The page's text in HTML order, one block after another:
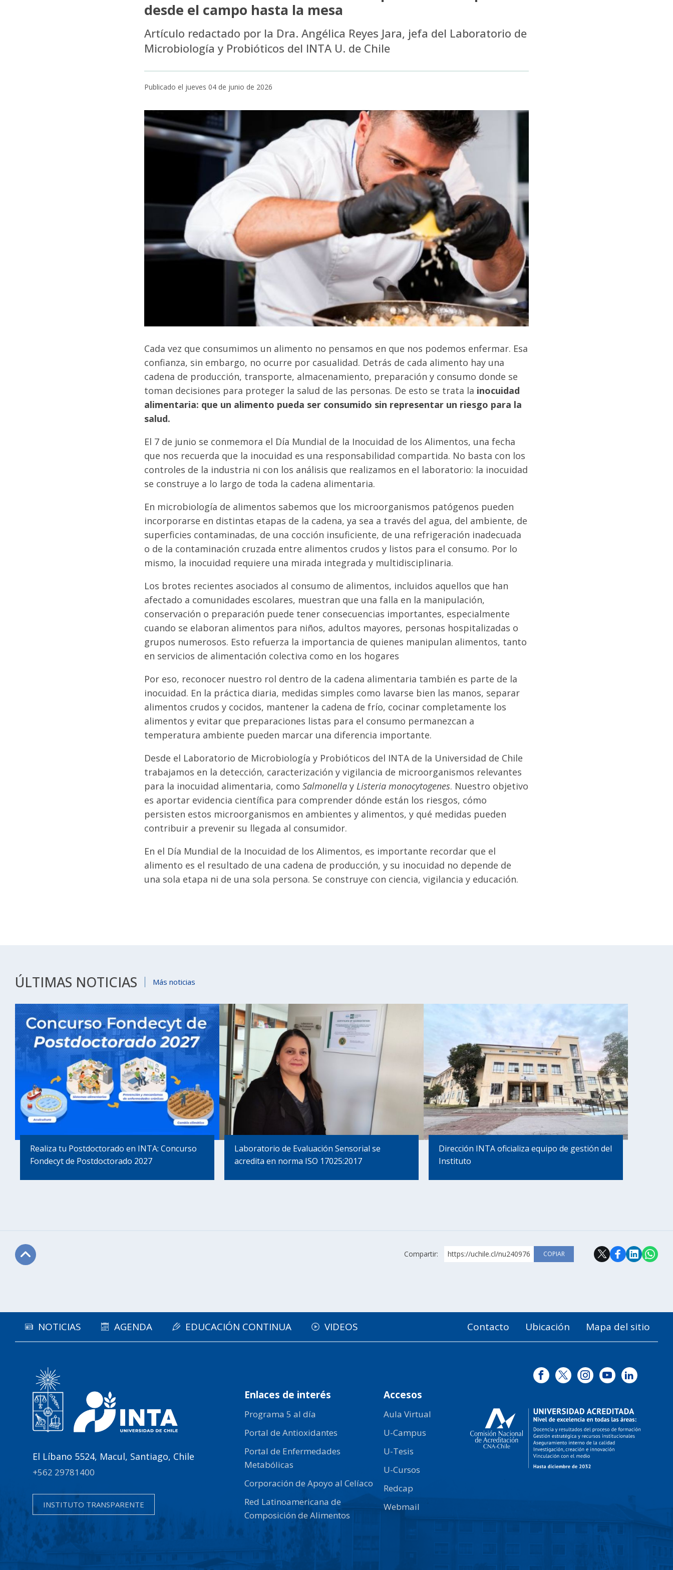
desde el campo hasta la mesa
Artículo redactado por la Dra. Angélica Reyes Jara, jefa del Laboratorio de
Microbiología y Probióticos del INTA U. de Chile
Publicado el jueves 04 de junio de 2026
Cada vez que consumimos un alimento no pensamos en que nos podemos enfermar. Esa
confianza, sin embargo, no ocurre por casualidad. Detrás de cada alimento hay una
cadena de producción, transporte, almacenamiento, preparación y consumo donde se
toman decisiones para proteger la salud de las personas. De esto se trata la inocuidad
alimentaria: que un alimento pueda ser consumido sin representar un riesgo para la
salud.
El 7 de junio se conmemora el Día Mundial de la Inocuidad de los Alimentos, una fecha
que nos recuerda que la inocuidad es una responsabilidad compartida. No basta con los
controles de la industria ni con los análisis que realizamos en el laboratorio: la inocuidad
se construye a lo largo de toda la cadena alimentaria.
En microbiología de alimentos sabemos que los microorganismos patógenos pueden
incorporarse en distintas etapas de la cadena, ya sea a través del agua, del ambiente, de
superficies contaminadas, de una cocción insuficiente, de una refrigeración inadecuada
o de la contaminación cruzada entre alimentos crudos y listos para el consumo. Por lo
mismo, la inocuidad requiere una mirada integrada y multidisciplinaria.
Los brotes recientes asociados al consumo de alimentos, incluidos aquellos que han
afectado a comunidades escolares, muestran que una falla en la manipulación,
conservación o preparación puede tener consecuencias importantes, especialmente
cuando se elaboran alimentos para niños, adultos mayores, personas hospitalizadas o
grupos numerosos. Esto refuerza la importancia de quienes manipulan alimentos, tanto
en servicios de alimentación colectiva como en los hogares
Por eso, reconocer nuestro rol dentro de la cadena alimentaria también es parte de la
inocuidad. En la práctica diaria, medidas simples como lavarse bien las manos, separar
alimentos crudos y cocidos, mantener la cadena de frío, cocinar completamente los
alimentos y evitar que preparaciones listas para el consumo permanezcan a
temperatura ambiente pueden marcar una diferencia importante.
Desde el Laboratorio de Microbiología y Probióticos del INTA de la Universidad de Chile
trabajamos en la detección, caracterización y vigilancia de microorganismos relevantes
para la inocuidad alimentaria, como Salmonella y Listeria monocytogenes. Nuestro objetivo
es aportar evidencia científica para comprender dónde están los riesgos, cómo
persisten estos microorganismos en ambientes y alimentos, y qué medidas pueden
contribuir a prevenir su llegada al consumidor.
En el Día Mundial de la Inocuidad de los Alimentos, es importante recordar que el
alimento es el resultado de una cadena de producción, y su inocuidad no depende de
una sola etapa ni de una sola persona. Se construye con ciencia, vigilancia y educación.
ÚLTIMAS NOTICIAS Más noticias
Realiza tu Postdoctorado en INTA: Concurso
Fondecyt de Postdoctorado 2027
Laboratorio de Evaluación Sensorial se
acredita en norma ISO 17025:2017
Dirección INTA oficializa equipo de gestión del
Instituto
Compartir: https://uchile.cl/nu240976 COPIAR
NOTICIAS AGENDA EDUCACIÓN CONTINUA VIDEOS Contacto Ubicación Mapa del sitio
El Líbano 5524, Macul, Santiago, Chile
+562 29781400
INSTITUTO TRANSPARENTE
Enlaces de interés
Programa 5 al día
Portal de Antioxidantes
Portal de Enfermedades
Metabólicas
Corporación de Apoyo al Celíaco
Red Latinoamericana de
Composición de Alimentos
Accesos
Aula Virtual
U-Campus
U-Tesis
U-Cursos
Redcap
Webmail